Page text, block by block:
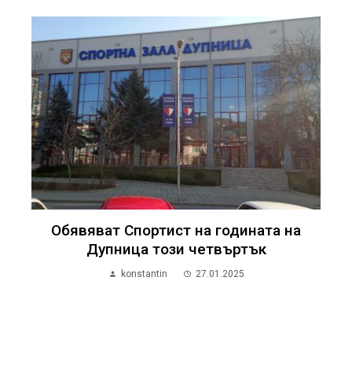
Обявяват Спортист на годината на
Дупница този четвъртък
konstantin 27.01.2025